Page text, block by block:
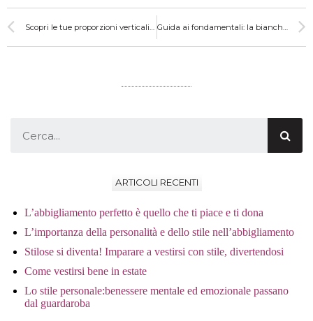
Scopri le tue proporzioni verticali per valorizzare la tua figura Guida ai fondamentali: la biancheria intima
ARTICOLI RECENTI
L’abbigliamento perfetto è quello che ti piace e ti dona
L’importanza della personalità e dello stile nell’abbigliamento
Stilose si diventa! Imparare a vestirsi con stile, divertendosi
Come vestirsi bene in estate
Lo stile personale:benessere mentale ed emozionale passano
dal guardaroba